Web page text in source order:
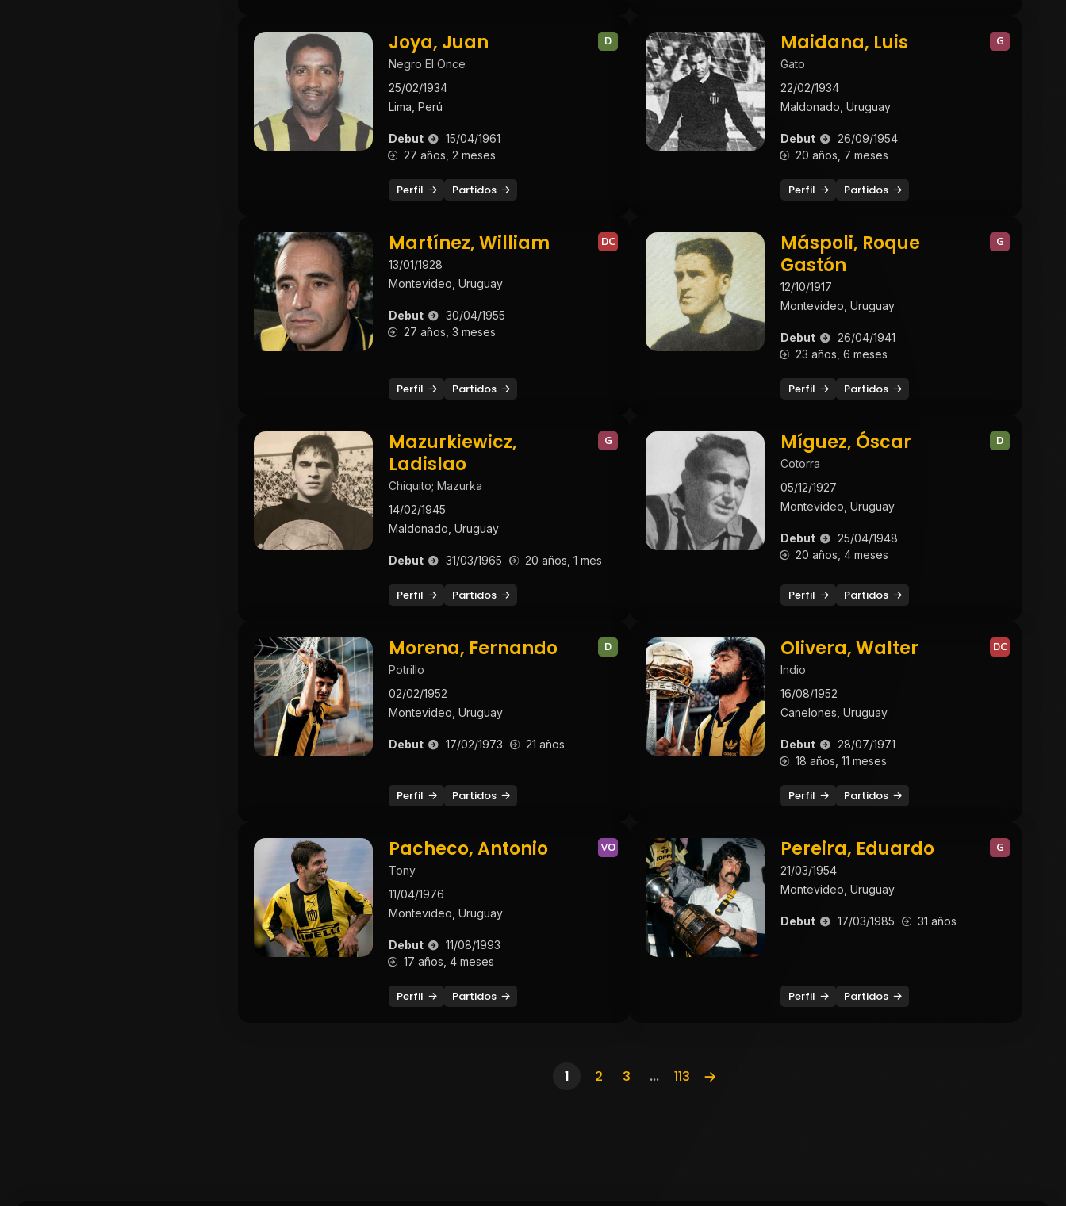
Joya, Juan
Negro El Once
25/02/1934
Lima, Perú
Debut
15/04/1961
27 años, 2 meses
D
Perfil Partidos
Maidana, Luis
Gato
22/02/1934
Maldonado, Uruguay
Debut
26/09/1954
20 años, 7 meses
G
Perfil Partidos
Martínez, William
13/01/1928
Montevideo, Uruguay
Debut
30/04/1955
27 años, 3 meses
DC
Perfil Partidos
Máspoli, Roque
Gastón
12/10/1917
Montevideo, Uruguay
Debut
26/04/1941
23 años, 6 meses
G
Perfil Partidos
Mazurkiewicz,
Ladislao
Chiquito; Mazurka
14/02/1945
Maldonado, Uruguay
Debut 31/03/1965 20 años, 1 mes
G
Perfil Partidos
Míguez, Óscar
Cotorra
05/12/1927
Montevideo, Uruguay
Debut
25/04/1948
20 años, 4 meses
D
Perfil Partidos
Morena, Fernando
Potrillo
02/02/1952
Montevideo, Uruguay
Debut 17/02/1973 21 años
D
Perfil Partidos
Olivera, Walter
Indio
16/08/1952
Canelones, Uruguay
Debut
28/07/1971
18 años, 11 meses
DC
Perfil Partidos
Pacheco, Antonio
Tony
11/04/1976
Montevideo, Uruguay
Debut
11/08/1993
17 años, 4 meses
VO
Perfil Partidos
Pereira, Eduardo
21/03/1954
Montevideo, Uruguay
Debut 17/03/1985 31 años
G
Perfil Partidos
1 2 3 ... 113